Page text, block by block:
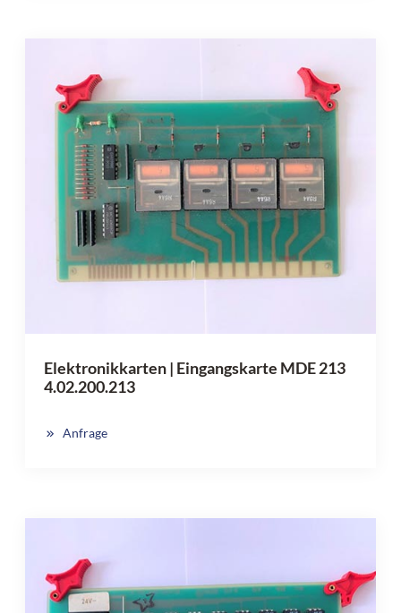
Elektronikkarten | Eingangskarte MDE 213
4.02.200.213
Anfrage